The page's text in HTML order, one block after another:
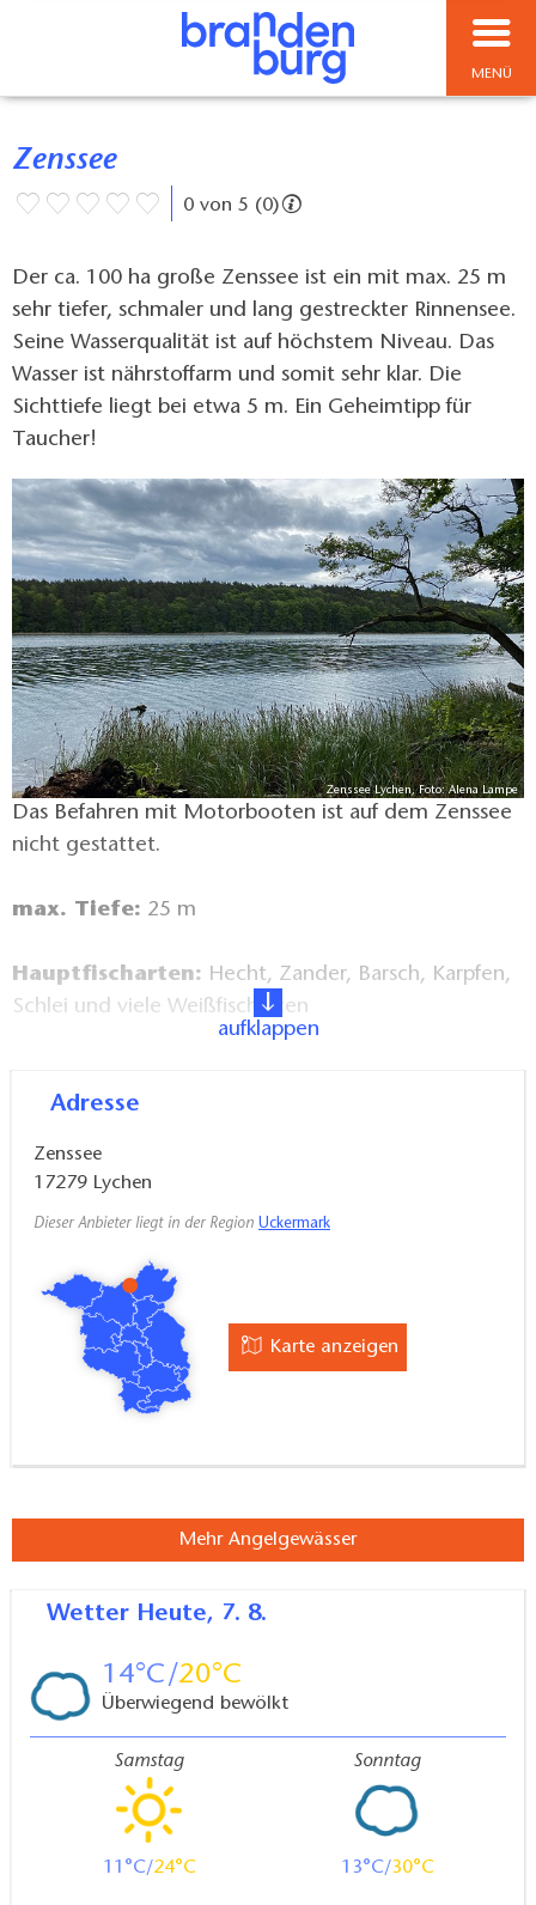
MENÜ
Zenssee
0 von 5 (0)
Der ca. 100 ha große Zenssee ist ein mit max. 25 m
sehr tiefer, schmaler und lang gestreckter Rinnensee.
Seine Wasserqualität ist auf höchstem Niveau. Das
Wasser ist nährstoffarm und somit sehr klar. Die
Sichttiefe liegt bei etwa 5 m. Ein Geheimtipp für
Taucher!
Zenssee Lychen, Foto: Alena Lampe
Das Befahren mit Motorbooten ist auf dem Zenssee
nicht gestattet.
max. Tiefe: 25 m
Hauptfischarten: Hecht, Zander, Barsch, Karpfen,
Schlei und viele Weißfischarten
Wasser
aufklappen
Adresse
Zenssee
17279 Lychen
Dieser Anbieter liegt in der Region Uckermark
Karte anzeigen
Mehr Angelgewässer
Wetter Heute, 7. 8.
14 20
Überwiegend bewölkt
Samstag
11 24
Sonntag
13 30